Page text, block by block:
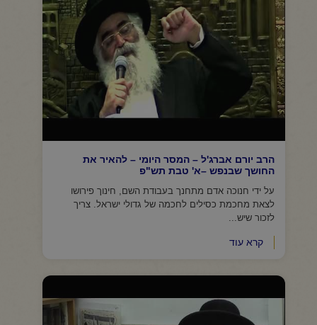
הרב יורם אברג'ל – המסר היומי – להאיר את
החושך שבנפש –א' טבת תש"פ
על ידי חנוכה אדם מתחנך בעבודת השם, חינוך פירושו
לצאת מחכמת כסילים לחכמה של גדולי ישראל. צריך
לזכור שיש...
קרא עוד